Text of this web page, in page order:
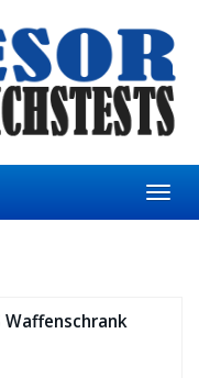
Waffenschrank